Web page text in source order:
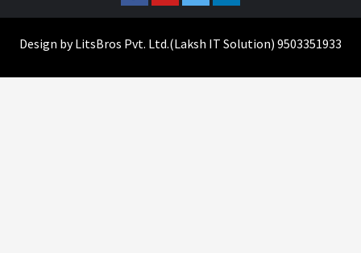
Design byLitsBros Pvt. Ltd.(Laksh IT Solution) 9503351933